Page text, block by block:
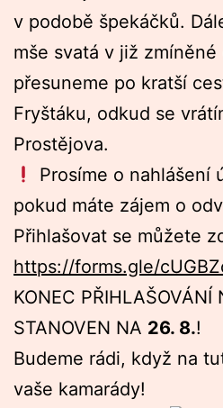
v podobě špekáčků.
mše svatá v již
přesuneme po kratší
Fryštáku, odkud se
Prostějova.
Prosíme o nahlášení
pokud máte zájem o
Přihlašovat se můžete
https://forms.gle/
KONEC PŘIHLAŠOVÁNÍ
STANOVEN NA 26. 8.!
Budeme rádi, když na
vaše kamarády!